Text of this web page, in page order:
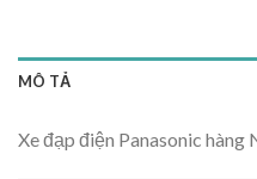
MÔ TẢ
Xe đạp điện Panasonic hàng